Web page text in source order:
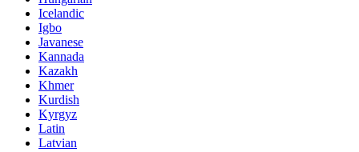
Icelandic
Igbo
Javanese
Kannada
Kazakh
Khmer
Kurdish
Kyrgyz
Latin
Latvian